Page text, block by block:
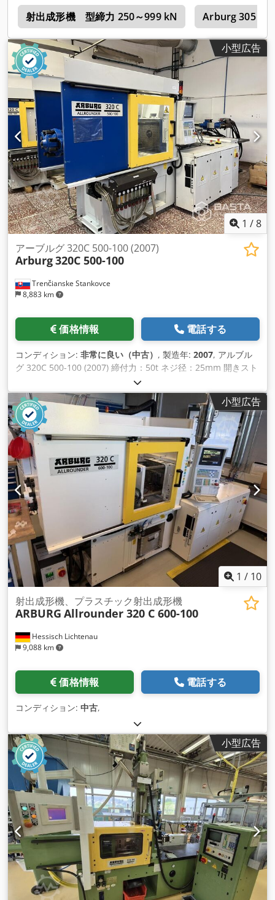
リュー径：20 mm 計算上の押しのけ量：31 cm³ ご要望に応じ
て、追加料金でヨーロッパ全域への輸送および積み込みを手配
いたします。 価格はVAT込みです。 ご見学はご予約制です。お
問い合わせください。弊社のチームが喜んでお手伝いいたしま
す。 下取りまたは交換も可能です！ 機械買取・販売 生産機
械、金属加工機械など、様々な機械の買取・販売を承っており
ます。 Dodpfx Akowqnhwoaekr 高品質でありながらお手頃価
格の金属加工機械をお探しですか？それとも、お手持ちの機械
を売却したいとお考えですか？ 詳細やお問い合わせは、当社の
ウェブサイトをご覧ください。
射出成形機 型締力 250～999 kN Arburg 305
小型広告
1 /8
Trenčianske Stankovce
8,883 km
アーブルグ 320C 500-100 (2007)
Arburg320C 500-100
価格情報 電話する
コンディション: 非常に良い（中古） , 製造年: 2007, アルブル
グ 320C 500-100 (2007) 締付力：50t ネジ径：25mm 開きスト
ローク 350mm 型高さ：200mm バー間の距離 V: 320 mm バ
ー間の距離 H: 320 mm 金型プラテン: 446x446 射出圧力：
2240 射出流量：124cm3 エジェクタストローク：125mm エジ
ェクタ力：30kN 正味重量: 2080kg タイプ: 横型 Dodpfx Akeu
Dmgqeajkr ドライブ: 油圧 セロジカ CFカードリーダー 機械チ
ェック済み 英語
小型広告
1 / 10
Hessisch Lichtenau
9,088 km
射出成形機、プラスチック射出成形機
ARBURG Allrounder 320 C 600-100
価格情報 電話する
コンディション: 中古,
小型広告